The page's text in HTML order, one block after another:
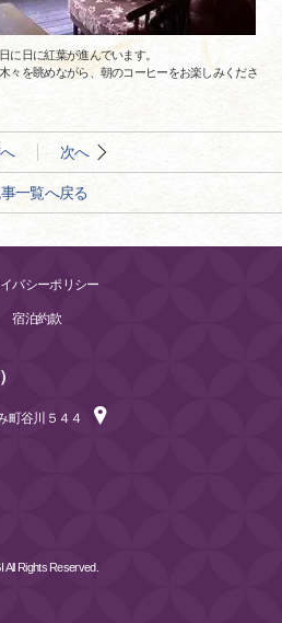
に日に紅葉が進んでいます。
々を眺めながら、朝のコーヒーをお楽しみくださ
次へ
一覧へ戻る
バシーポリシー
宿泊約款
町谷川５４４
Rights Reserved.